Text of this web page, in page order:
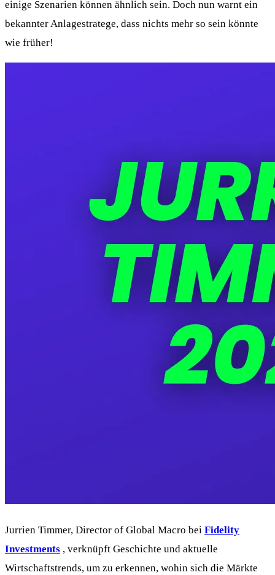
einige Szenarien können ähnlich sein. Doch nun warnt ein
bekannter Anlagestratege, dass nichts mehr so sein könnte
wie früher!
Jurrien Timmer, Director of Global Macro bei Fidelity
Investments , verknüpft Geschichte und aktuelle
Wirtschaftstrends, um zu erkennen, wohin sich die Märkte